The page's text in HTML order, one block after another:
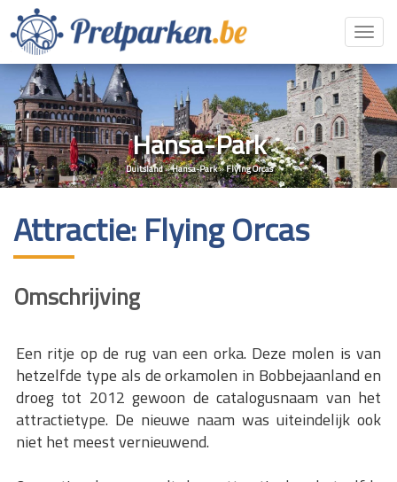
Hansa-Park
Duitsland»Hansa-Park»Flying Orcas
Attractie: Flying Orcas
Omschrijving
Een ritje op de rug van een orka. Deze molen is van
hetzelfde type als de orkamolen in Bobbejaanland en
droeg tot 2012 gewoon de catalogusnaam van het
attractietype. De nieuwe naam was uiteindelijk ook
niet het meest vernieuwend.